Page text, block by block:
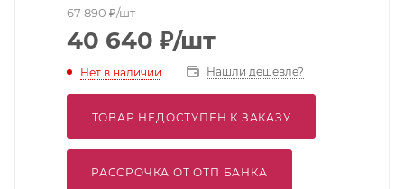
67 890₽/шт
40 640 ₽/шт
Нет в наличии Нашли дешевле?
ТОВАР НЕДОСТУПЕН К ЗАКАЗУ
РАССРОЧКА ОТ ОТП БАНКА